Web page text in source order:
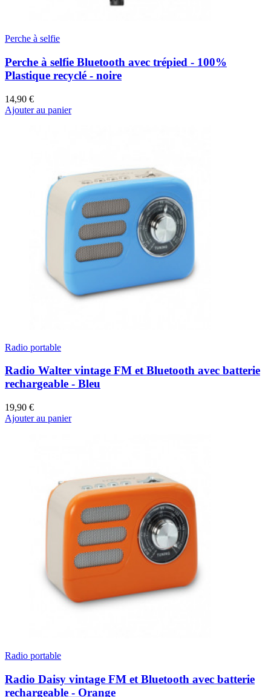
Perche à selfie
Perche à selfie Bluetooth avec trépied - 100%
Plastique recyclé - noire
14,90 €
Ajouter au panier
Radio portable
Radio Walter vintage FM et Bluetooth avec batterie
rechargeable - Bleu
19,90 €
Ajouter au panier
Radio portable
Radio Daisy vintage FM et Bluetooth avec batterie
rechargeable - Orange